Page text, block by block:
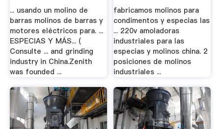
... usando un molino de
barras molinos de barras y
motores eléctricos para. ...
ESPECIAS Y MÁS... (
Consulte ... and grinding
industry in China.Zenith
was founded ...
fabricamos molinos para
condimentos y especias las
... 220v amoladoras
industriales para las
especias y molinos china. 2
posiciones de molinos
industriales ...